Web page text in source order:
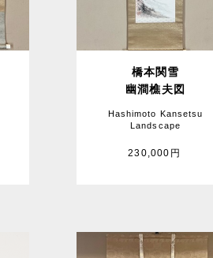
橋本関雪
幽澗樵夫図
Hashimoto Kansetsu
Landscape
230,000円